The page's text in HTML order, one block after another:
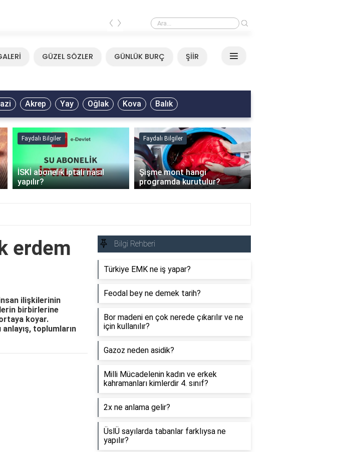
Mirkelam - Tavla Sözleri
‹ ›
GÜZEL SÖZLER GÜNLÜK BURÇ ŞİİR
Akrep Yay Oğlak Kova Balık
Faydalı Bilgiler
İSKİ abonelik iptali nasıl
yapılır?
Faydalı Bilgiler
Şişme mont hangi
programda kurutulur?
›
erdem
ilişkilerinin
birbirlerine
koyar.
anlayış, toplumların
Bilgi Rehberi
Türkiye EMK ne iş yapar?
Feodal bey ne demek tarih?
Bor madeni en çok nerede çıkarılır ve ne
için kullanılır?
Gazoz neden asidik?
Milli Mücadelenin kadın ve erkek
kahramanları kimlerdir 4. sınıf?
2x ne anlama gelir?
ÜslÜ sayılarda tabanlar farklıysa ne
yapılır?